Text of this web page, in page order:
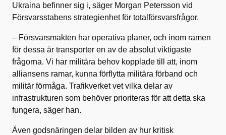
Ukraina befinner sig i, säger Morgan Petersson vid
Försvarsstabens strategienhet för totalförsvarsfrågor.
– Försvarsmakten har operativa planer, och inom ramen
för dessa är transporter en av de absolut viktigaste
frågorna. Vi har militära behov kopplade till att, inom
alliansens ramar, kunna förflytta militära förband och
militär förmåga. Trafikverket vet vilka delar av
infrastrukturen som behöver prioriteras för att detta ska
fungera, säger han.
Även godsnäringen delar bilden av hur kritisk